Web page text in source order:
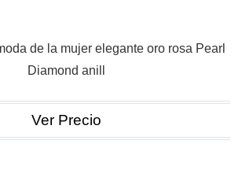
de la mujer elegante oro rosa Pearl
Diamond anill
Ver Precio